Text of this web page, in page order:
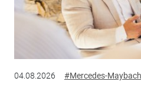
04.08.2026 #Mercedes-Maybach